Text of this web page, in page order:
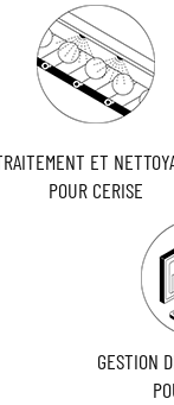
ET
POUR CERISE
GESTION